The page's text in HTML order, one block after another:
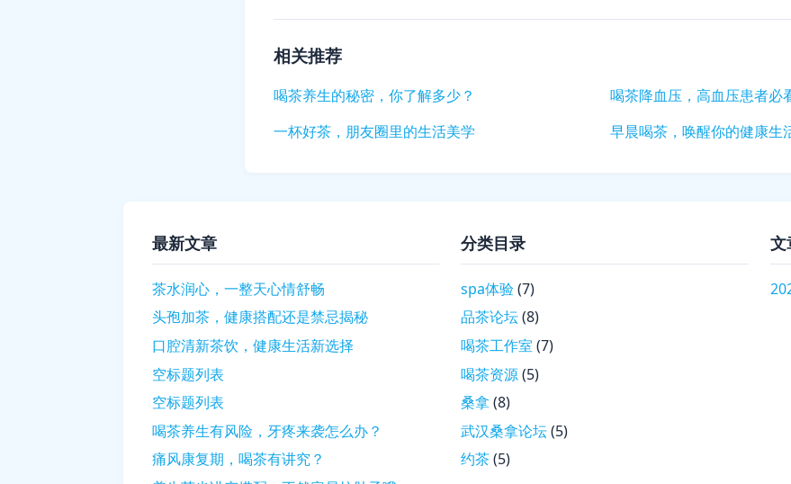
相关推荐
喝茶养生的秘密，你了解多少？
喝茶降血压，高血压患者必
一杯好茶，朋友圈里的生活美学
早晨喝茶，唤醒你的健康生
最新文章
茶水润心，一整天心情舒畅
头孢加茶，健康搭配还是禁忌揭秘
口腔清新茶饮，健康生活新选择
空标题列表
空标题列表
喝茶养生有风险，牙疼来袭怎么办？
痛风康复期，喝茶有讲究？
分类目录
spa体验(7)
品茶论坛(8)
喝茶工作室 (7)
喝茶资源(5)
桑拿(8)
武汉桑拿论坛(5)
约茶(5)
文